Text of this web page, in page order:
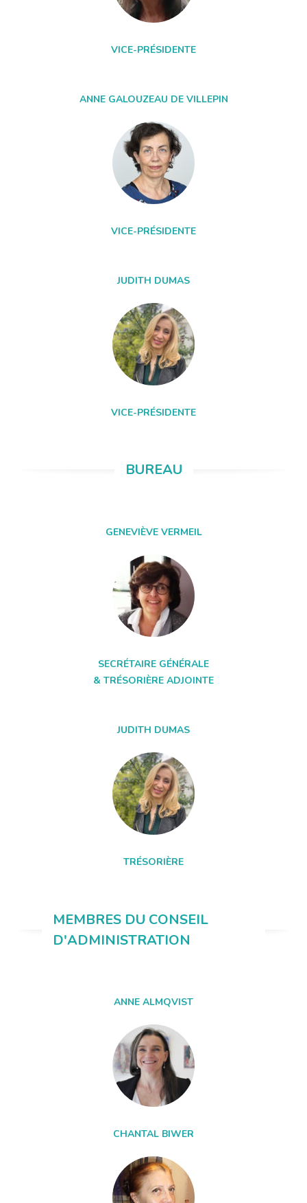
VICE-PRÉSIDENTE
ANNE GALOUZEAU DE VILLEPIN
VICE-PRÉSIDENTE
JUDITH DUMAS
VICE-PRÉSIDENTE
BUREAU
GENEVIÈVE VERMEIL
SECRÉTAIRE GÉNÉRALE
& TRÉSORIÈRE ADJOINTE
JUDITH DUMAS
TRÉSORIÈRE
MEMBRES DU CONSEIL
D'ADMINISTRATION
ANNE ALMQVIST
CHANTAL BIWER